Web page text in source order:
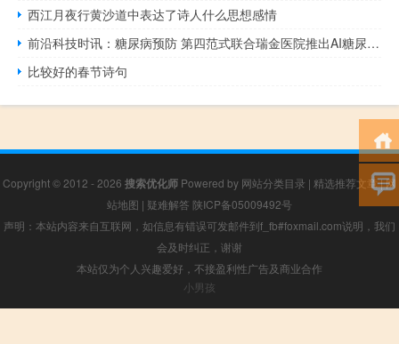
西江月夜行黄沙道中表达了诗人什么思想感情
前沿科技时讯：糖尿病预防 第四范式联合瑞金医院推出AI糖尿病预测产品
比较好的春节诗句
Copyright © 2012 - 2026 搜索优化师 Powered by 网站分类目录 | 精选推荐文章|网
站地图 | 疑难解答 陕ICP备05009492号
声明：本站内容来自互联网，如信息有错误可发邮件到f_fb#foxmail.com说明，我们
会及时纠正，谢谢
本站仅为个人兴趣爱好，不接盈利性广告及商业合作
小男孩